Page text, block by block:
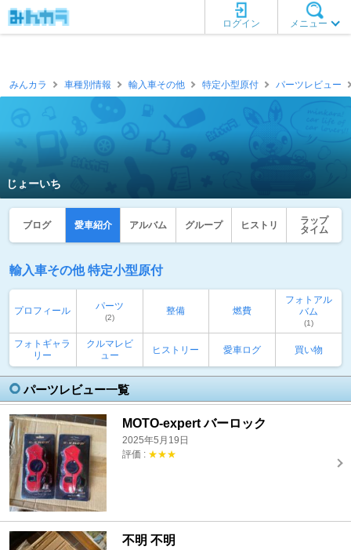
メニュー
ログイン
みんカラ 車種別情報 輸入車その他 特定小型原付 パーツレビュー
じょーいち
ブログ 愛車紹介 アルバム グループ ヒストリ
ラップ
タイム
輸入車その他 特定小型原付
プロフィール パーツ
(2)
整備 燃費
フォトアル
バム
(1)
フォトギャラ
リー
クルマレビ
ュー
ヒストリー 愛車ログ 買い物
パーツレビュー一覧
MOTO-expert バーロック
2025年5月19日
評価 : ★★★
不明 不明